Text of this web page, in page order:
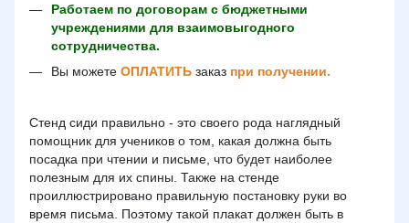
Работаем по договорам с бюджетными
учреждениями для взаимовыгодного
сотрудничества.
Вы можете ОПЛАТИТЬ заказ при получении.
Стенд сиди правильно - это своего рода наглядный
помощник для учеников о том, какая должна быть
посадка при чтении и письме, что будет наиболее
полезным для их спины. Также на стенде
проиллюстрировано правильную постановку руки во
время письма. Поэтому такой плакат должен быть в